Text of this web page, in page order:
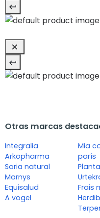
Otras marcas
Integralia
Arkopharma
Soria natural
Marnys
Equisalud
A vogel
Mia
parís
Frais